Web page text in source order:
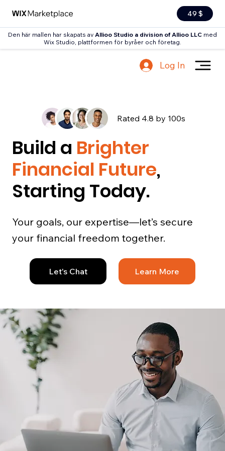
49 $
Den här mallen har skapats av Allioo Studio a division of Allioo LLC med
Wix Studio, plattformen för byråer och företag.